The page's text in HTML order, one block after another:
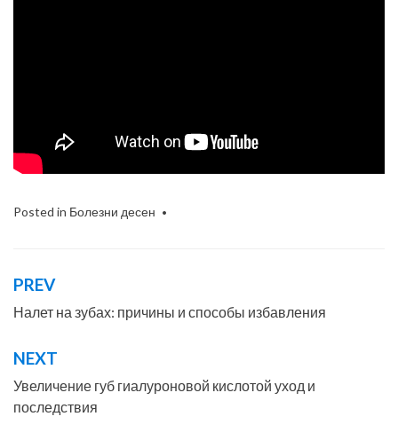
Posted in Болезни десен
Навигация
по
записям
PREV
Налет на зубах: причины и способы избавления
NEXT
Увеличение губ гиалуроновой кислотой уход и
последствия